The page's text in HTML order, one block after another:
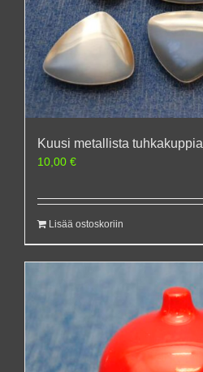
Kuusi metallista tuhkakuppia
10,00 €
Lisää ostoskoriin